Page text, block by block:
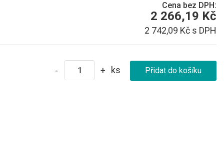
Cena bez DPH:
2 266,19 Kč
2 742,09 Kč s DPH
- + ks